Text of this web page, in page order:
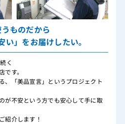
ものだから
い」をお届けしたい。
く
す。
、「美品宣言」というプロジェクト
が不安という方でも安心して手に取
紹介します！